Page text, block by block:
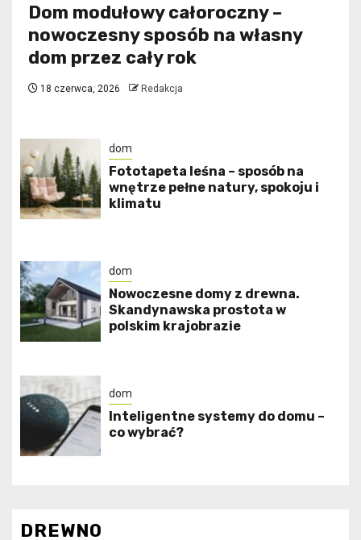
Dom modułowy całoroczny –
nowoczesny sposób na własny
dom przez cały rok
18 czerwca, 2026 Redakcja
dom
​Fototapeta leśna – sposób na
wnętrze pełne natury, spokoju i
klimatu
dom
Nowoczesne domy z drewna.
Skandynawska prostota w
polskim krajobrazie
dom
Inteligentne systemy do domu –
co wybrać?
DREWNO